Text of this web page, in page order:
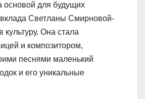
основой для будущих
Светланы Смирновой-
культуру. Она стала
и композитором,
песнями маленький
и его уникальные